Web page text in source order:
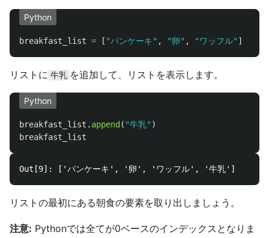
Python
breakfast_list = [ "パンケーキ " , "卵" , " ワッフル" ]
リストに 牛乳 を追加して、リストを表示します。
Python
breakfast_list . append ( "牛乳" )
breakfast_list
リストの最初にある朝食の要素を取り出しましょう。
注意: Pythonでは全てが0ベースのインデックスとなりま